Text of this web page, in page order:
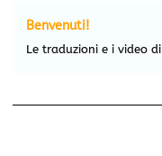
Benvenuti!
Le traduzioni e i video